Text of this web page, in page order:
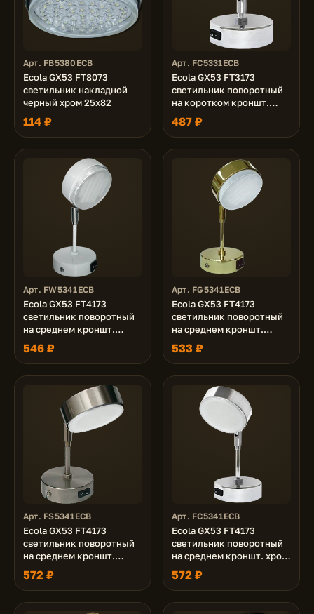
Арт. FB5380ECB
Ecola GX53 FT8073
светильник накладной
черный хром 25x82
114 ₽
Арт. FC5331ECB
Ecola GX53 FT3173
светильник поворотный
на коротком кроншт.
хром 150х80
487 ₽
Арт. FW5341ECB
Ecola GX53 FT4173
светильник поворотный
на среднем кроншт.
белый 210x80
546 ₽
Арт. FG5341ECB
Ecola GX53 FT4173
светильник поворотный
на среднем кроншт.
золото 210x80
533 ₽
Арт. FS5341ECB
Ecola GX53 FT4173
светильник поворотный
на среднем кроншт.
сатин-хром 210х80
572 ₽
Арт. FC5341ECB
Ecola GX53 FT4173
светильник поворотный
на среднем кроншт. хром
210x80
572 ₽